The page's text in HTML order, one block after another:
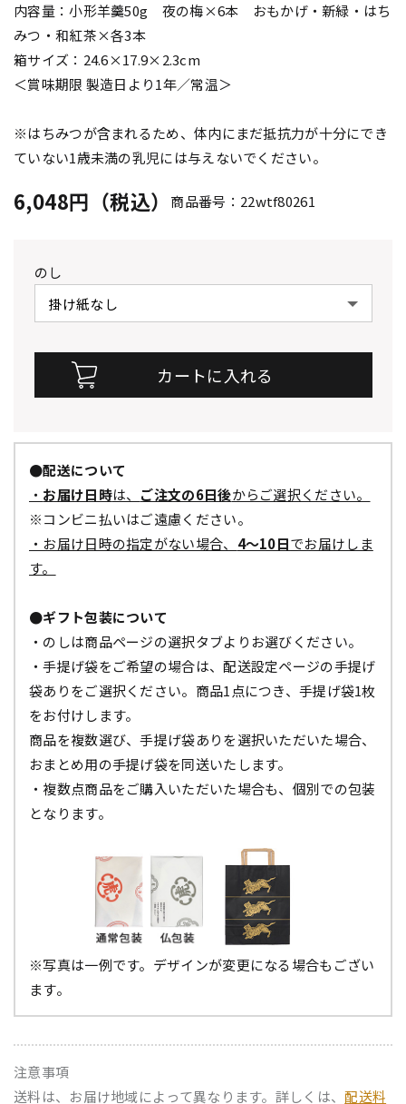
内容量：小形羊羹50g 夜の梅×6本 おもかげ・新緑・はち
みつ・和紅茶×各3本
箱サイズ：24.6×17.9×2.3cm
＜賞味期限 製造日より1年／常温＞
※はちみつが含まれるため、体内にまだ抵抗力が十分にでき
ていない1歳未満の乳児には与えないでください。
6,048円（税込） 商品番号：22wtf80261
のし
●配送について
・ お届け日時は、 ご注文の6日後からご選択ください。
※コンビニ払いはご遠慮ください。
・お届け日時の指定がない場合、 4～10日でお届けしま
す。
●ギフト包装について
・のしは商品ページの選択タブよりお選びください。
・手提げ袋をご希望の場合は、配送設定ページの手提げ
袋ありをご選択ください。商品1点につき、手提げ袋1枚
をお付けします。
商品を複数選び、手提げ袋ありを選択いただいた場合、
おまとめ用の手提げ袋を同送いたします。
・複数点商品をご購入いただいた場合も、個別での包装
となります。
※写真は一例です。デザインが変更になる場合もござい
ます。
注意事項
送料は、お届け地域によって異なります。詳しくは、配送料